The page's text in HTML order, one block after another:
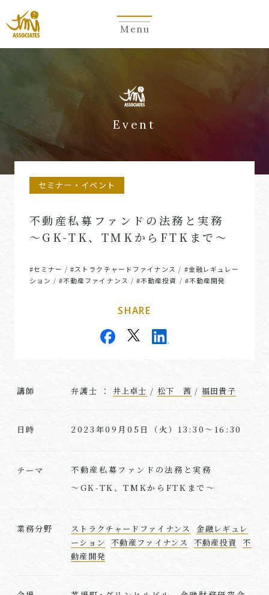
Menu
Event
セミナー・イベント
不動産私募ファンドの法務と実務
〜GK-TK、TMKからFTKまで〜
#セミナー /#ストラクチャードファイナンス / #金融レギュレー
ション / #不動産ファイナンス /#不動産投資 / #不動産開発
SHARE
講師 弁護士 ： 井上卓士 / 松下 茜 / 福田貴子
日時 2023年09月05日（火）13:30～16:30
テーマ
不動産私募ファンドの法務と実務
〜GK-TK、TMKからFTKまで〜
業務分野 ストラクチャードファイナンス
金融レギュレ
ーション
不動産ファイナンス 不動産投資 不
動産開発